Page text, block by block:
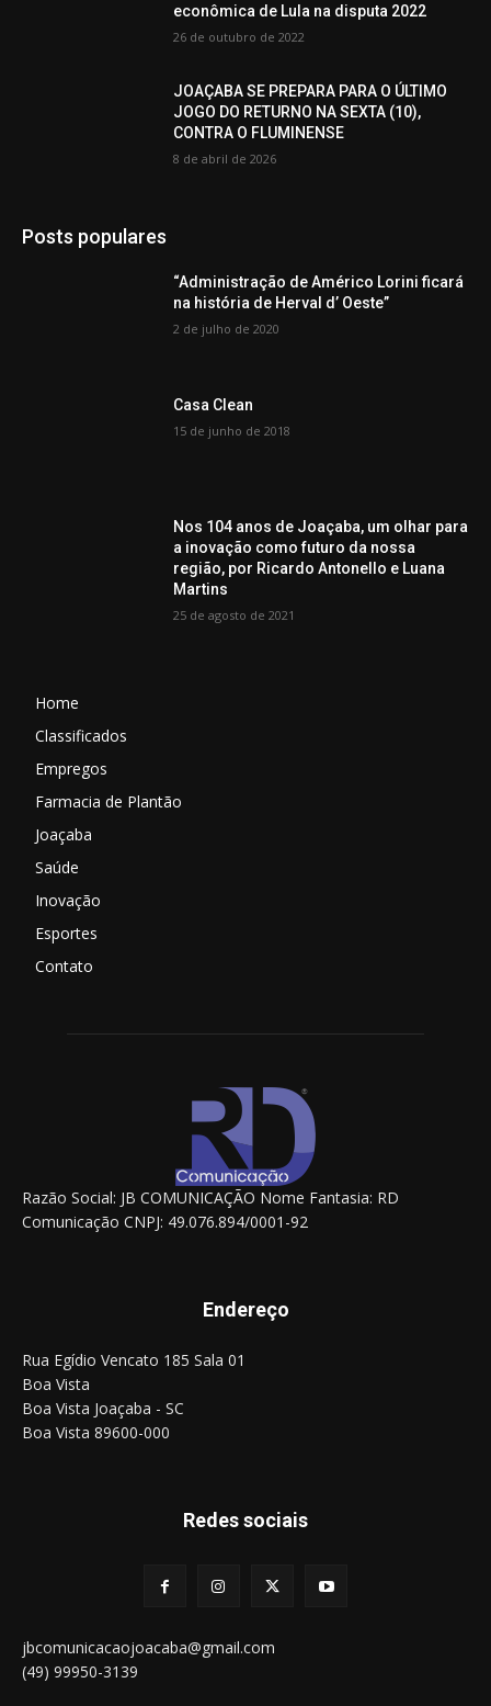
econômica de Lula na disputa 2022
26 de outubro de 2022
JOAÇABA SE PREPARA PARA O ÚLTIMO
JOGO DO RETURNO NA SEXTA (10),
CONTRA O FLUMINENSE
8 de abril de 2026
Posts populares
“Administração de Américo Lorini ficará
na história de Herval d’ Oeste”
2 de julho de 2020
Casa Clean
15 de junho de 2018
Nos 104 anos de Joaçaba, um olhar para
a inovação como futuro da nossa
região, por Ricardo Antonello e Luana
Martins
25 de agosto de 2021
Home
Classificados
Empregos
Farmacia de Plantão
Joaçaba
Saúde
Inovação
Esportes
Contato
Razão Social: JB COMUNICAÇÃO Nome Fantasia: RD
Comunicação CNPJ: 49.076.894/0001-92
Endereço
Rua Egídio Vencato 185 Sala 01
Boa Vista
Boa Vista Joaçaba - SC
Boa Vista 89600-000
Redes sociais
jbcomunicacaojoacaba@gmail.com
(49) 99950-3139